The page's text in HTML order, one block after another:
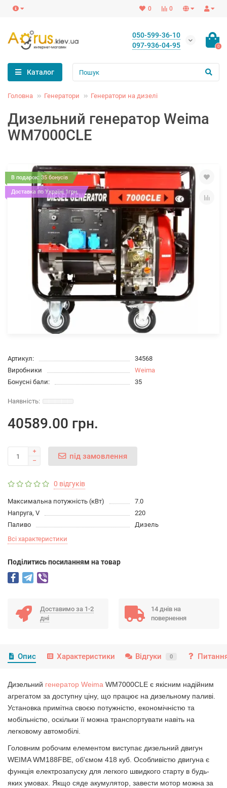
0
0
050-599-36-10
097-936-04-95
0
Каталог
Головна Генератори Генератори на дизелі
Дизельний генератор Weima
WM7000CLE
В подарок: 35 бонусів
Доставка по Україні 1грн.
Артикул:
34568
Виробники
Weima
Бонусні бали:
35
40589.00 грн.
під замовлення
0 відгуків
Максимальна потужність (кВт)
7.0
Напруга, V
220
Паливо
Дизель
Всі характеристики
Подiлитись посиланням на товар
Доставимо за 1-2
дні
14 днів на
повернення
Опис Характеристики Відгуки 0
Дизельний генератор Weima WM7000CLE є якісним надійним
агрегатом за доступну ціну, що працює на дизельному паливі.
Установка примітна своєю потужністю, економічністю та
мобільністю, оскільки її можна транспортувати навіть на
легковому автомобілі.
Головним робочим елементом виступає дизельний двигун
WEIMA WM188FBE, об'ємом 418 куб. Особливістю двигуна є
функція електрозапуску для легкого швидкого старту в будь-
яких умовах. Якщо сяде акумулятор, завести мотор можна за